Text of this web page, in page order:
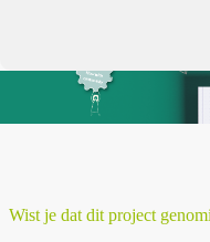
Wist je dat dit project